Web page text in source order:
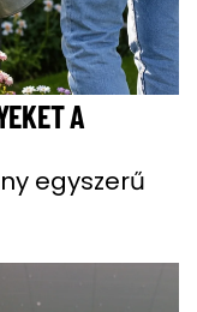
A
egyszerű